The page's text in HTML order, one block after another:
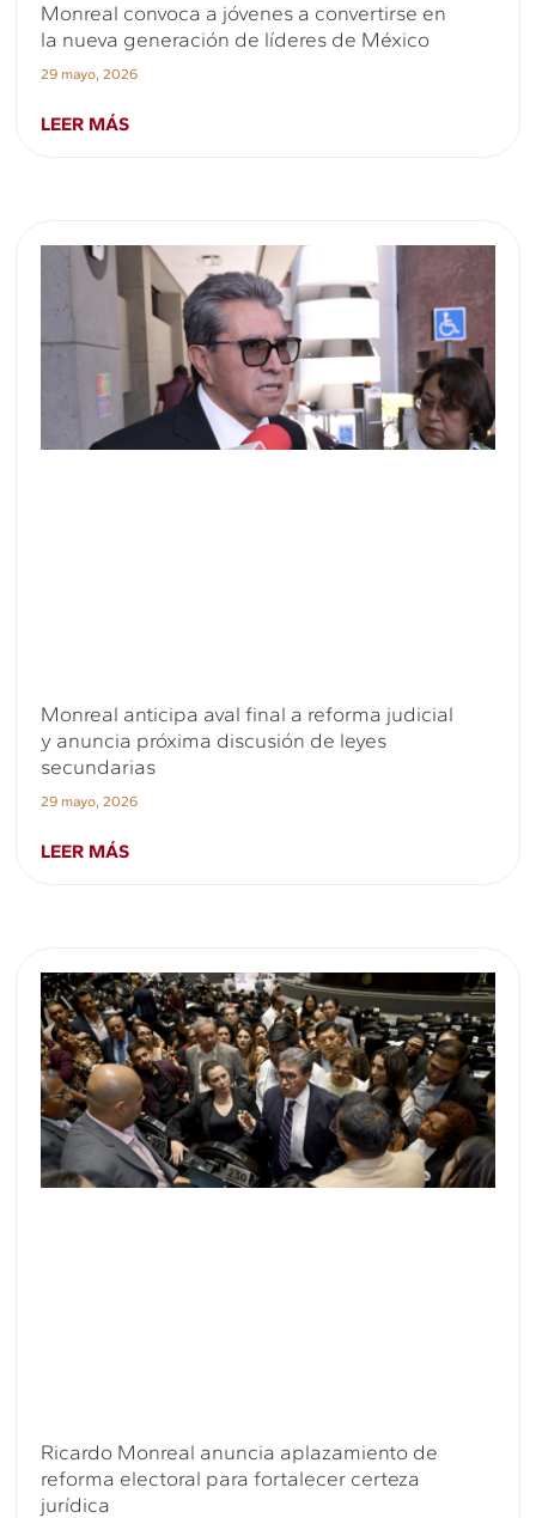
Monreal convoca a jóvenes a convertirse en
la nueva generación de líderes de México
29 mayo, 2026
LEER MÁS
Monreal anticipa aval final a reforma judicial
y anuncia próxima discusión de leyes
secundarias
29 mayo, 2026
LEER MÁS
Ricardo Monreal anuncia aplazamiento de
reforma electoral para fortalecer certeza
jurídica